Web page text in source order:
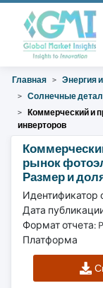
Главная Энергия
Солнечные
Коммерческий и
инверторов
рынок
Размер и
Идентификатор
Дата
Формат отчета:
Платформа